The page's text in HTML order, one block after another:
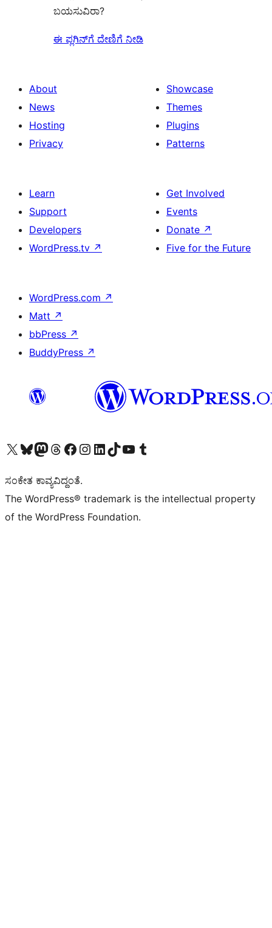
ಬಯಸುವಿರಾ?
ಈ ಪ್ಲಗಿನ್‌ಗೆ ದೇಣಿಗೆ ನೀಡಿ
About
News
Hosting
Privacy
Showcase
Themes
Plugins
Patterns
Learn
Support
Developers
WordPress.tv ↗
Get Involved
Events
Donate ↗
Five for the Future
WordPress.com ↗
Matt ↗
bbPress ↗
BuddyPress ↗
Visit our X (formerly Twitter) account
Visit our Bluesky account
Visit our Mastodon account
Visit our Threads account
Visit our Facebook page
Visit our Instagram account
Visit our LinkedIn account
Visit our TikTok account
Visit our YouTube channel
Visit our Tumblr account
ಸಂಕೇತ ಕಾವ್ಯವಿದ್ದಂತೆ.
The WordPress® trademark is the intellectual property
of the WordPress Foundation.